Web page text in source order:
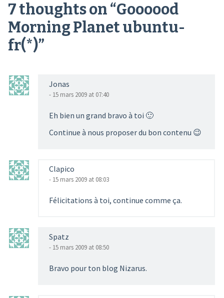
7 thoughts on “Goooood
Morning Planet ubuntu-
fr(*)”
Jonas
- 15 mars 2009 at 07:40
Eh bien un grand bravo à toi 🙂
Continue à nous proposer du bon contenu 😉
Clapico
- 15 mars 2009 at 08:03
Félicitations à toi, continue comme ça.
Spatz
- 15 mars 2009 at 08:50
Bravo pour ton blog Nizarus.